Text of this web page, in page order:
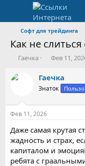
Софт для трейдинга
Как не
А
т
т
м
ы
Гаечка
Д
т
н
а
л
Фев 11,
Гаечка
Знаток
Фев 11, 2026
Даже самая крутая
жадность и страх,
капиталом и
ребята с